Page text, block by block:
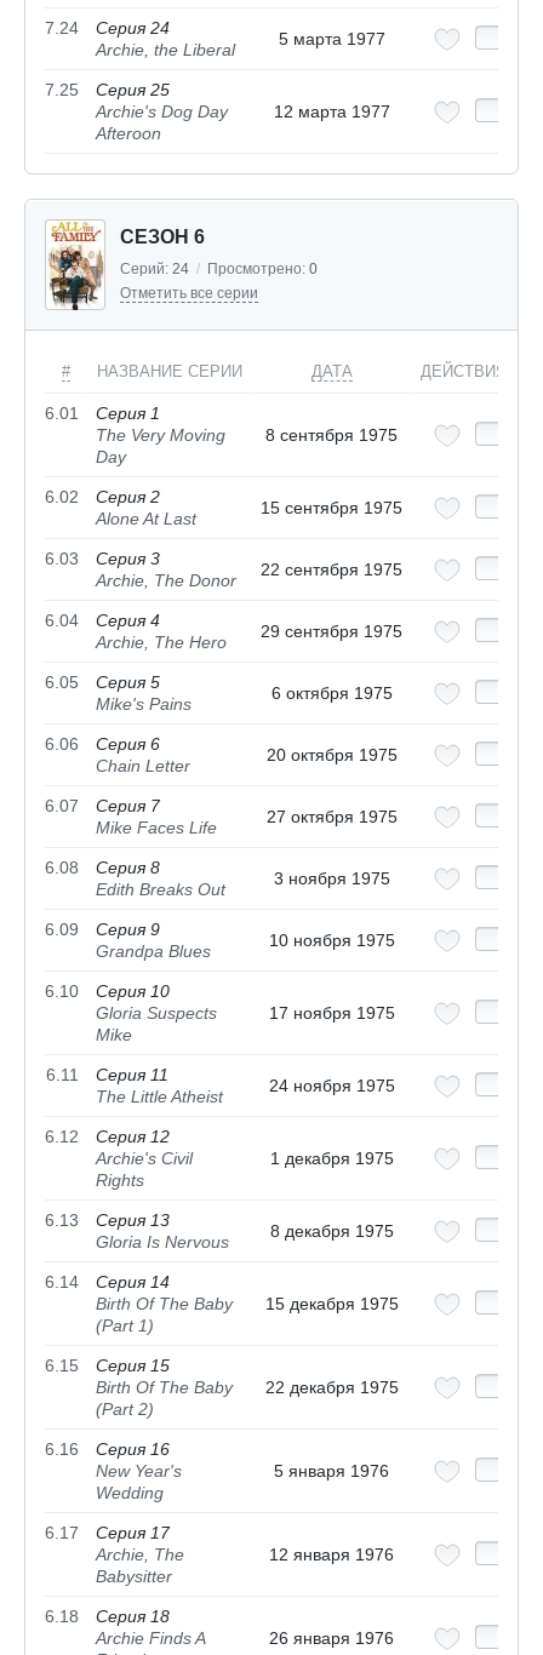
7.24
Серия 24
Archie, the Liberal
5 марта 1977
7.25
Серия 25
Archie's Dog Day
Afteroon
12 марта 1977
СЕЗОН 6
Серий: 24 / Просмотрено: 0
Отметить все серии
# НАЗВАНИЕ СЕРИИ ДАТА ДЕЙСТВИЯ
6.01
Серия 1
The Very Moving
Day
8 сентября 1975
6.02
Серия 2
Alone At Last
15 сентября 1975
6.03
Серия 3
Archie, The Donor
22 сентября 1975
6.04
Серия 4
Archie, The Hero
29 сентября 1975
6.05
Серия 5
Mike's Pains
6 октября 1975
6.06
Серия 6
Chain Letter
20 октября 1975
6.07
Серия 7
Mike Faces Life
27 октября 1975
6.08
Серия 8
Edith Breaks Out
3 ноября 1975
6.09
Серия 9
Grandpa Blues
10 ноября 1975
6.10
Серия 10
Gloria Suspects
Mike
17 ноября 1975
6.11
Серия 11
The Little Atheist
24 ноября 1975
6.12
Серия 12
Archie's Civil
Rights
1 декабря 1975
6.13
Серия 13
Gloria Is Nervous
8 декабря 1975
6.14
Серия 14
Birth Of The Baby
(Part 1)
15 декабря 1975
6.15
Серия 15
Birth Of The Baby
(Part 2)
22 декабря 1975
6.16
Серия 16
New Year's
Wedding
5 января 1976
6.17
Серия 17
Archie, The
Babysitter
12 января 1976
6.18
Серия 18
Archie Finds A
26 января 1976